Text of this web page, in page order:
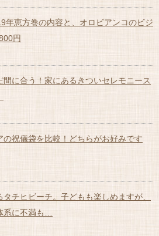
年恵方巻の内容と、オロビアンコのビジ
円
間に合う！家にあるきついセレモニース
の祝儀袋を比較！どちらがお好みです
チヒビーチ。子どもも楽しめますが、
系に不満も…